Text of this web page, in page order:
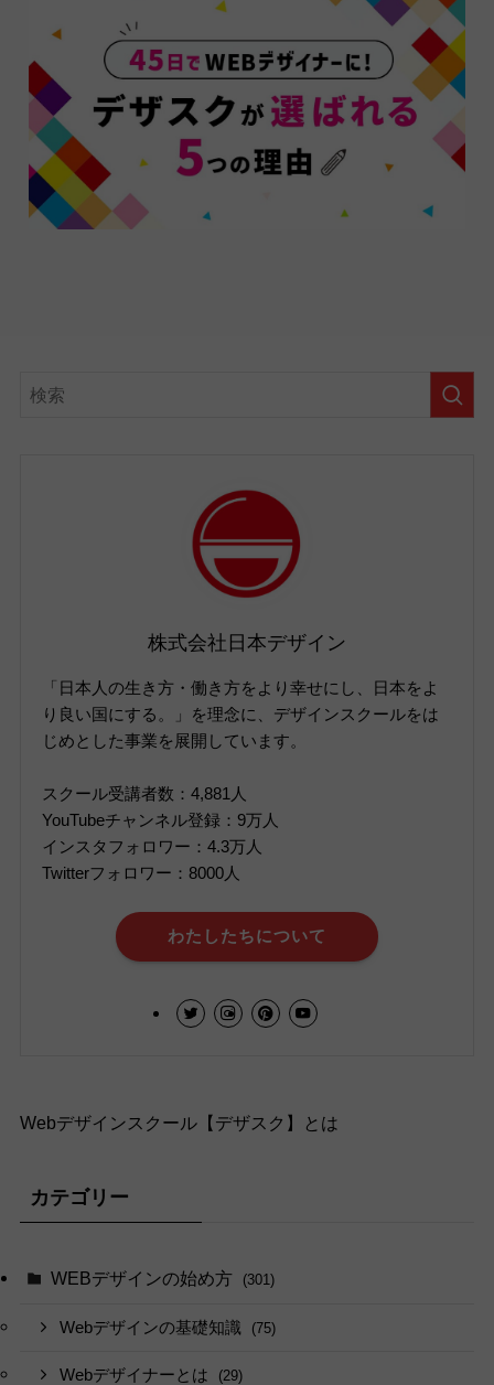
株式会社日本デザイン
「日本人の生き方・働き方をより幸せにし、日本をよ
り良い国にする。」を理念に、デザインスクールをは
じめとした事業を展開しています。
スクール受講者数：4,881人
YouTubeチャンネル登録：9万人
インスタフォロワー：4.3万人
Twitterフォロワー：8000人
わたしたちについて
Webデザインスクール【デザスク】とは
カテゴリー
WEBデザインの始め方 (301)
Webデザインの基礎知識 (75)
Webデザイナーとは (29)